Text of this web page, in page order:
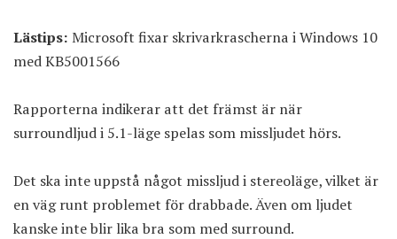
Lästips: Microsoft fixar skrivarkrascherna i Windows 10
med KB5001566
Rapporterna indikerar att det främst är när
surroundljud i 5.1-läge spelas som missljudet hörs.
Det ska inte uppstå något missljud i stereoläge, vilket är
en väg runt problemet för drabbade. Även om ljudet
kanske inte blir lika bra som med surround.